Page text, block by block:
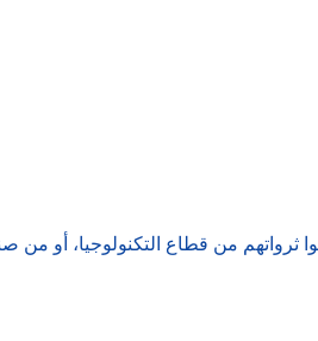
ثرواتهم من قطاع التكنولوجيا، أو